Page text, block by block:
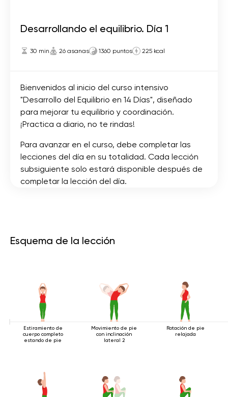
Desarrollando el equilibrio. Día 1
30 min 26 asanas 1360 puntos 225 kcal
Bienvenidos al inicio del curso intensivo
"Desarrollo del Equilibrio en 14 Días", diseñado
para mejorar tu equilibrio y coordinación.
¡Practica a diario, no te rindas!
Para avanzar en el curso, debe completar las
lecciones del día en su totalidad. Cada lección
subsiguiente solo estará disponible después de
completar la lección del día.
Esquema de la lección
Estiramiento de
cuerpo completo
estando de pie
Movimiento de pie
con inclinación
lateral 2
Rotación de pie
relajada